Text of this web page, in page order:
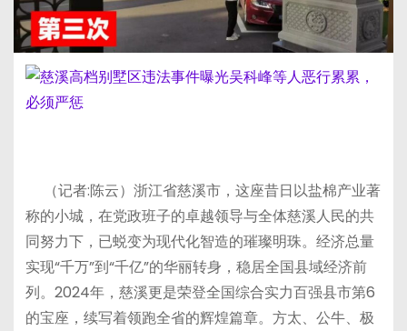
（记者:陈云）浙江省慈溪市，这座昔日以盐棉产业著
称的小城，在党政班子的卓越领导与全体慈溪人民的共
同努力下，已蜕变为现代化智造的璀璨明珠。经济总量
实现“千万”到“千亿”的华丽转身，稳居全国县域经济前
列。2024年，慈溪更是荣登全国综合实力百强县市第6
的宝座，续写着领跑全省的辉煌篇章。方太、公牛、极